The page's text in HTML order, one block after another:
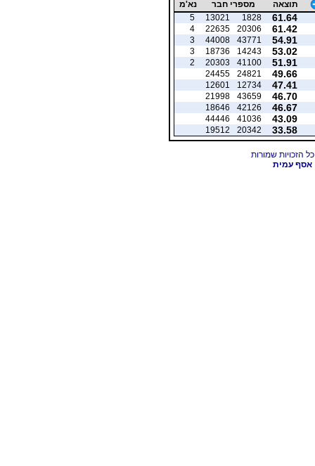
תוצאה מספרי חבר נא'מ
61.64
1828
13021
5
61.42
20306
22635
4
54.91
43771
44008
3
53.02
14243
18736
3
51.91
41100
20303
2
49.66
24821
24455
47.41
12734
12601
46.70
43659
21998
46.67
42126
18646
43.09
41036
44446
33.58
20342
19512
אסף עמית